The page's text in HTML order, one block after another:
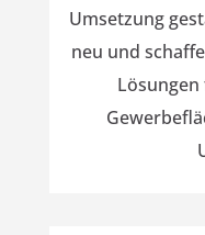
Umsetzung
neu und